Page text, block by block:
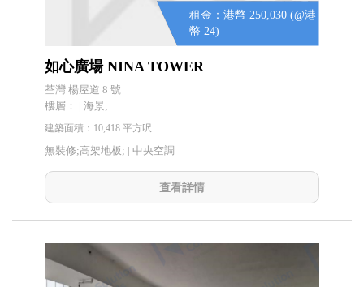
租金：港幣 250,030 (@港
幣 24)
如心廣場 NINA TOWER
荃灣 楊屋道 8 號
樓層： | 海景;
建築面積：10,418 平方呎
無裝修;高架地板; | 中央空調
查看詳情